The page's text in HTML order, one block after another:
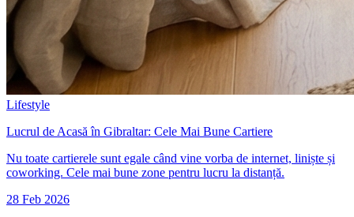
Lifestyle
Lucrul de Acasă în Gibraltar: Cele Mai Bune Cartiere
Nu toate cartierele sunt egale când vine vorba de internet, liniște și
coworking. Cele mai bune zone pentru lucru la distanță.
28 Feb 2026